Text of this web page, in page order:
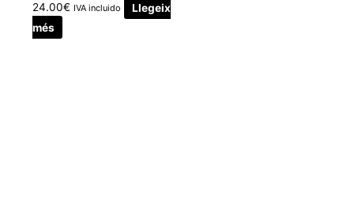
24.00€ IVA incluido
Llegeix
més